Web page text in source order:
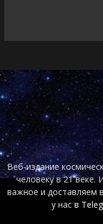
Веб-издание
человеку в 21
важное и доставляем
у нас в